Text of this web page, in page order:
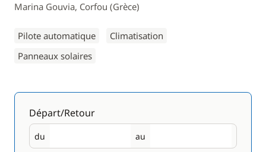
Marina Gouvia, Corfou (Grèce)
Pilote automatique
Climatisation
Panneaux solaires
Départ/Retour
du
Départ au
Retour